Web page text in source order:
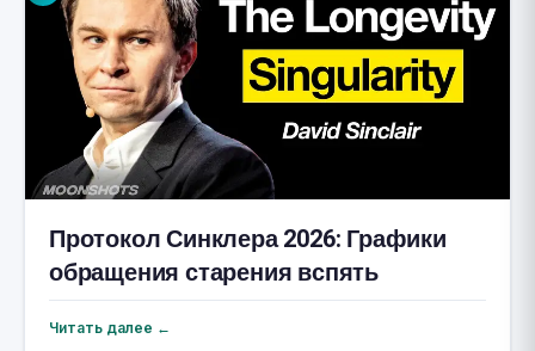
Протокол Синклера 2026: Графики
обращения старения вспять
Читать далее ←